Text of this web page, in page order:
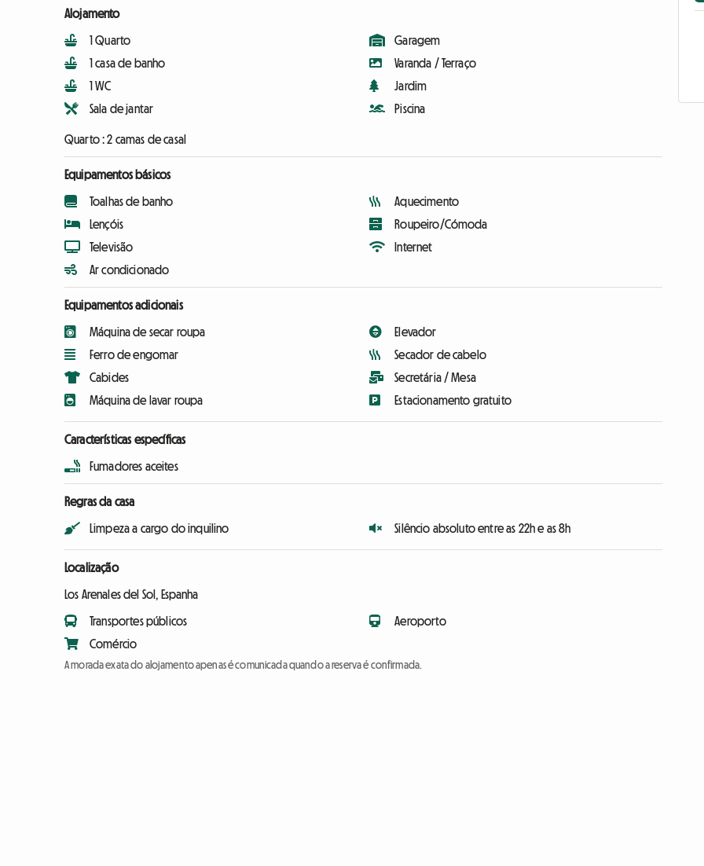
Alojamento
1 Quarto
1 casa de banho
1 WC
Sala de jantar
Garagem
Varanda / Terraço
Jardim
Piscina
Quarto :2 camas de casal
Equipamentos básicos
Toalhas de banho
Lençóis
Televisão
Ar condicionado
Aquecimento
Roupeiro/Cómoda
Internet
Equipamentos adicionais
Máquina de secar roupa
Ferro de engomar
Cabides
Máquina de lavar roupa
Elevador
Secador de cabelo
Secretária / Mesa
Estacionamento gratuito
Características específicas
Fumadores aceites
Regras da casa
Limpeza a cargo do inquilino Silêncio absoluto entre as 22h e as 8h
Localização
Los Arenales del Sol, Espanha
Transportes públicos
Comércio
Aeroporto
A morada exata do alojamento apenas é comunicada quando a reserva é confirmada.